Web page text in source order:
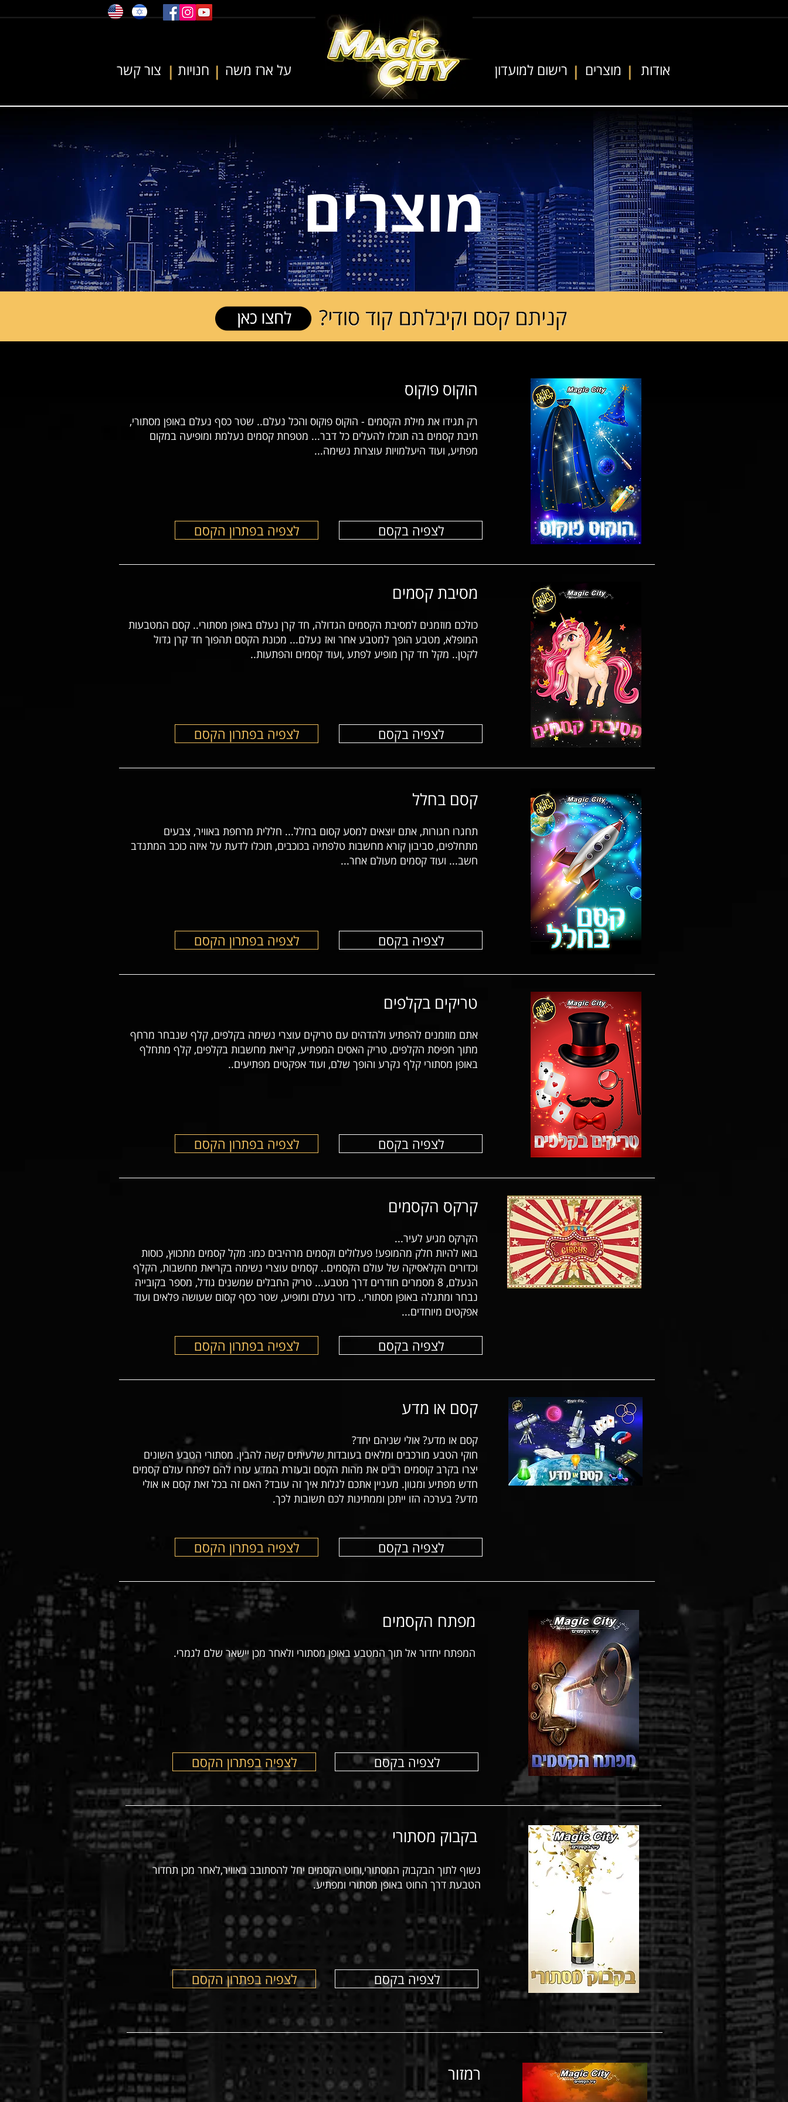
צור קשר חנויות על ארז משה רישום למועדון מוצרים אודות
מוצרים
הוקוס פוקוס
רק תגידו את מילת הקסמים - הוקוס פוקוס והכל נעלם.. שטר כסף נעלם באופן מסתורי,
תיבת קסמים בה תוכלו להעלים כל דבר... מטפחת קסמים נעלמת ומופיעה במקום
מפתיע, ועוד היעלמויות עוצרות נשימה...
לצפיה בפתרון הקסם לצפיה בקסם
מסיבת קסמים
כולכם מוזמנים למסיבת הקסמים הגדולה, חד קרן נעלם באופן מסתורי.. קסם המטבעות
המופלא, מטבע הופך למטבע אחר ואז נעלם... מכונת הקסם תהפוך חד קרן גדול
לקטן.. מקל חד קרן מופיע לפתע ,ועוד קסמים והפתעות..
לצפיה בפתרון הקסם לצפיה בקסם
קסם בחלל
תחגרו חגורות, אתם יוצאים למסע קסום בחלל... חללית מרחפת באוויר, צבעים
מתחלפים, סביבון קורא מחשבות טלפתיה בכוכבים, תוכלו לדעת על איזה כוכב המתנדב
חשב... ועוד קסמים מעולם אחר...
לצפיה בפתרון הקסם לצפיה בקסם
טריקים בקלפים
אתם מוזמנים להפתיע ולהדהים עם טריקים עוצרי נשימה בקלפים, קלף שנבחר מרחף
מתוך חפיסת הקלפים, טריק האסים המפתיע, קריאת מחשבות בקלפים, קלף מתחלף
באופן מסתורי קלף נקרע והופך שלם, ועוד אפקטים מפתיעים..
לצפיה בפתרון הקסם לצפיה בקסם
קרקס הקסמים
הקרקס מגיע לעיר...
בואו להיות חלק מהמופע! פעלולים וקסמים מרהיבים כמו: מקל קסמים מתכווץ, כוסות
וכדורים הקלאסיקה של עולם הקסמים.. קסמים עוצרי נשימה בקריאת מחשבות, הקלף
הנעלם, 8 מסמרים חודרים דרך מטבע... טריק החבלים שמשנים גודל, מספר בקובייה
נבחר ומתגלה באופן מסתורי.. כדור נעלם ומופיע, שטר כסף קסום שעושה פלאים ועוד
אפקטים מיוחדים...
לצפיה בפתרון הקסם לצפיה בקסם
קסם או מדע
קסם או מדע? אולי שניהם יחד?
חוקי הטבע מורכבים ומלאים בעובדות שלעיתים קשה להבין. מסתורי הטבע השונים
יצרו בקרב קוסמים רבים את מהות הקסם ובעזרת המדע עזרו להם לפתח עולם קסמים
חדש מפתיע ומגוון. מעניין אתכם לגלות איך זה עובד? האם זה בכל זאת קסם או אולי
מדע? בערכה הזו ייתכן וממתינות לכם תשובות לכך.
לצפיה בפתרון הקסם לצפיה בקסם
מפתח הקסמים
המפתח יחדור אל תוך המטבע באופן מסתורי ולאחר מכן יישאר שלם לגמרי.
לצפיה בפתרון הקסם לצפיה בקסם
בקבוק מסתורי
נשוף לתוך הבקבוק המסתורי,וחוט הקסמים יחל להסתובב באוויר,לאחר מכן תחדור
הטבעת דרך החוט באופן מסתורי ומפתיע.
לצפיה בפתרון הקסם לצפיה בקסם
רמזור